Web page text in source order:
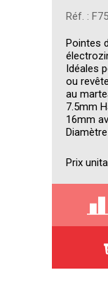
Réf. :
Pointes
Idéales
ou
au
7.5mm
16mm
Prix